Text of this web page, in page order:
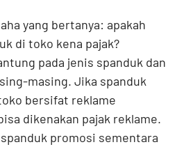
yang bertanya: apakah
di toko kena pajak?
pada jenis spanduk dan
masing. Jika spanduk
bersifat reklame
dikenakan pajak reklame.
promosi sementara